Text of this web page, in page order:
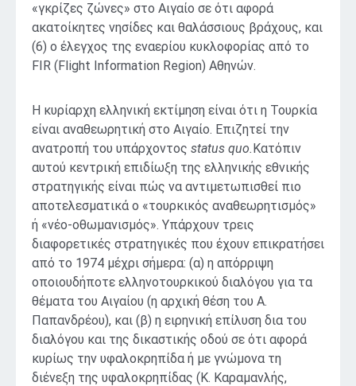
«γκρίζες ζώνες» στο Αιγαίο σε ότι αφορά
ακατοίκητες νησίδες και θαλάσσιους βράχους, και
(6) ο έλεγχος της εναερίου κυκλοφορίας από το
FIR (Flight Information Region) Αθηνών.
Η κυρίαρχη ελληνική εκτίμηση είναι ότι η Τουρκία
είναι αναθεωρητική στο Αιγαίο. Επιζητεί την
ανατροπή του υπάρχοντος status quo.Κατόπιν
αυτού κεντρική επιδίωξη της ελληνικής εθνικής
στρατηγικής είναι πώς να αντιμετωπισθεί πιο
αποτελεσματικά ο «τουρκικός αναθεωρητισμός»
ή «νέο-οθωμανισμός». Υπάρχουν τρεις
διαφορετικές στρατηγικές που έχουν επικρατήσει
από το 1974 μέχρι σήμερα: (α) η απόρριψη
οποιουδήποτε ελληνοτουρκικού διαλόγου για τα
θέματα του Αιγαίου (η αρχική θέση του Α.
Παπανδρέου), και (β) η ειρηνική επίλυση δια του
διαλόγου και της δικαστικής οδού σε ότι αφορά
κυρίως την υφαλοκρηπίδα ή με γνώμονα τη
διένεξη της υφαλοκρηπίδας (Κ. Καραμανλής,